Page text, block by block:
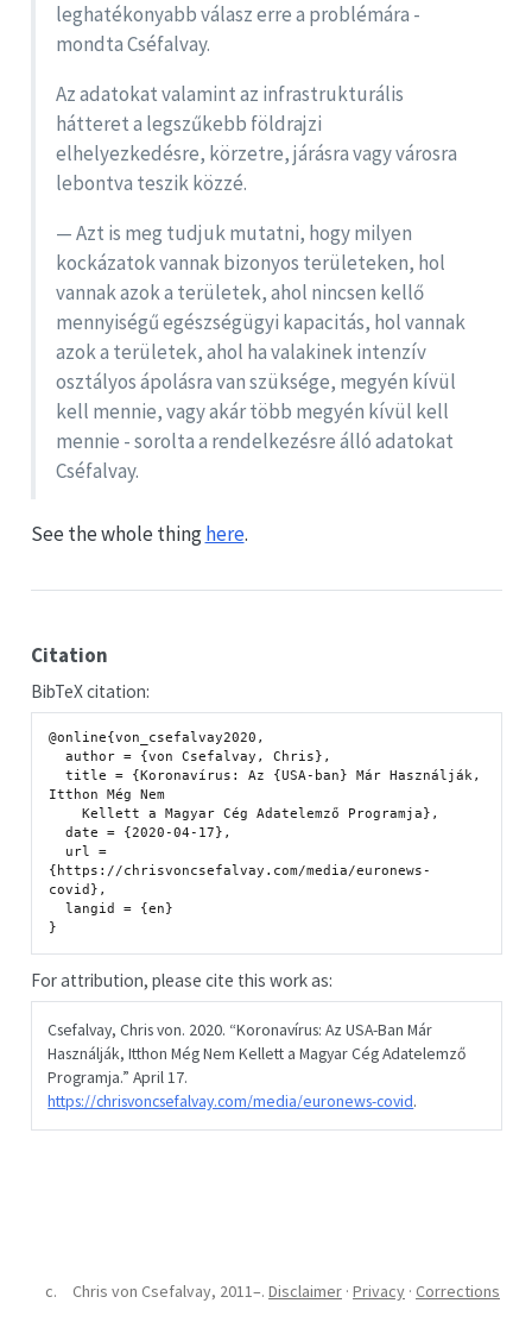
leghatékonyabb válasz erre a problémára -
mondta Cséfalvay.
Az adatokat valamint az infrastrukturális
hátteret a legszűkebb földrajzi
elhelyezkedésre, körzetre, járásra vagy városra
lebontva teszik közzé.
— Azt is meg tudjuk mutatni, hogy milyen
kockázatok vannak bizonyos területeken, hol
vannak azok a területek, ahol nincsen kellő
mennyiségű egészségügyi kapacitás, hol vannak
azok a területek, ahol ha valakinek intenzív
osztályos ápolásra van szüksége, megyén kívül
kell mennie, vagy akár több megyén kívül kell
mennie - sorolta a rendelkezésre álló adatokat
Cséfalvay.
See the whole thinghere.
Citation
BibTeX citation:
@online{von_csefalvay2020,
  author = {von Csefalvay, Chris},
  title = {Koronavírus: Az {USA-ban} Már Használják,
Itthon Még Nem
    Kellett a Magyar Cég Adatelemző Programja},
  date = {2020-04-17},
{https://chrisvoncsefalvay.com/media/euronews-
covid},
  langid = {en}
For attribution, please cite this work as:
Csefalvay, Chris von. 2020. “Koronavírus: Az USA-Ban Már
Használják, Itthon Még Nem Kellett a Magyar Cég Adatelemző
Programja.” April 17.
https://chrisvoncsefalvay.com/media/euronews-covid.
Chris von Csefalvay, 2011–. Disclaimer · Privacy · Corrections